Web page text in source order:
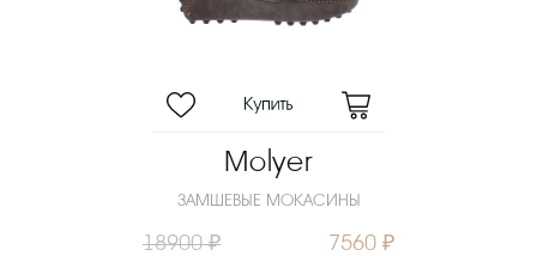
Molyer
ЗАМШЕВЫЕ МОКАСИНЫ
18900 ₽ 7560 ₽